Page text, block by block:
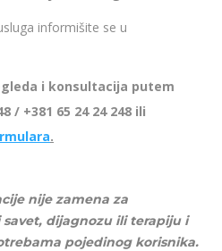
informišite se u
i konsultacija putem
/ +381 65 24 24 248 ili
.
nije zamena za
dijagnozu ili terapiju i
pojedinog korisnika.